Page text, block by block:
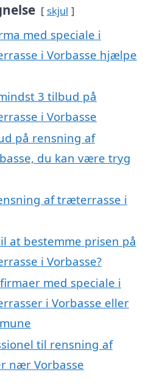
skjul
med speciale i
i Vorbasse hjælpe
3 tilbud på
i Vorbasse
på rensning af
du kan være tryg
af træterrasse i
at bestemme prisen på
i Vorbasse?
med speciale i
i Vorbasse eller
til rensning af
nær Vorbasse